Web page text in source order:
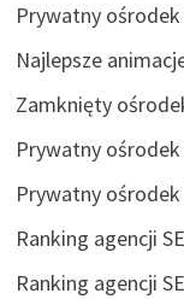
Prywatny
Najlepsze
Zamknięty
Prywatny
Prywatny ośrodek
Ranking agencji
Ranking agencji